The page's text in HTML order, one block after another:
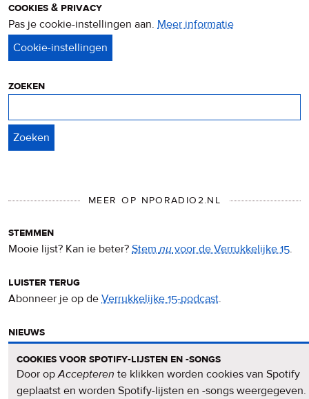
cookies & privacy
Pas je cookie-instellingen aan. Meer informatie
zoeken
MEER OP NPORADIO2.NL
stemmen
Mooie lijst? Kan ie beter? Stemnuvoor de Verrukkelijke 15.
luister terug
Abonneer je op de Verrukkelijke 15-podcast.
nieuws
nieuwsbrief
cookies voor spotify-lijsten en -songs
Door opAccepteren te klikken worden cookies van Spotify
geplaatst en worden Spotify-lijsten en -songs weergegeven.